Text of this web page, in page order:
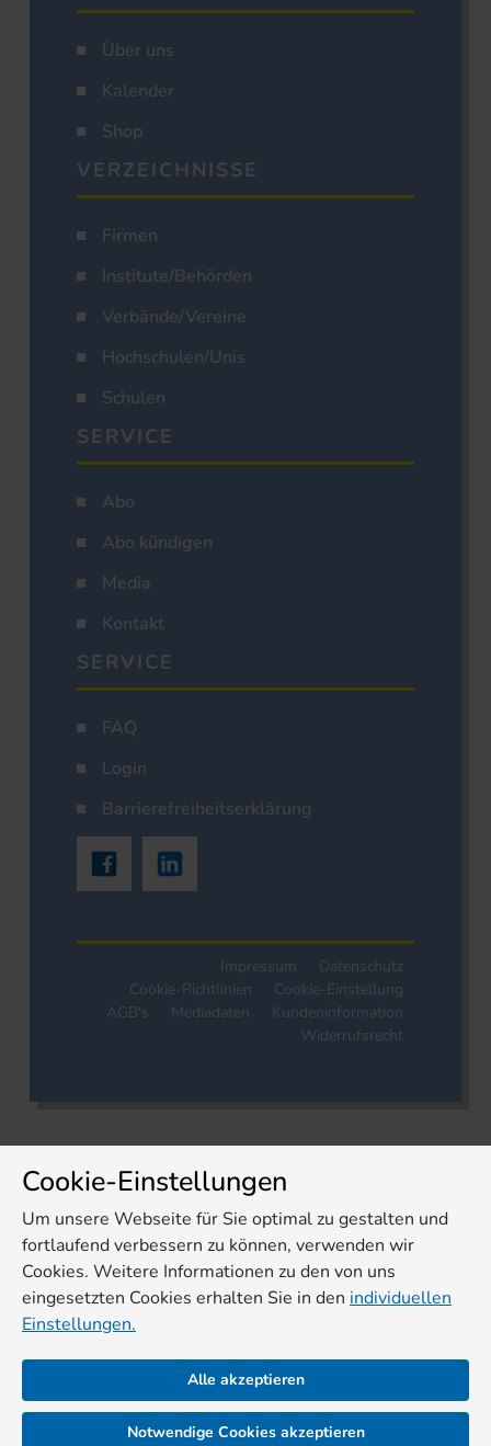
Über uns
Kalender
Shop
VERZEICHNISSE
Firmen
Institute/Behörden
Verbände/Vereine
Hochschulen/Unis
Schulen
SERVICE
Abo
Abo kündigen
Media
Kontakt
SERVICE
FAQ
Login
Barrierefreiheitserklärung
Impressum
Datenschutz
Cookie-Richtlinien
Cookie-Einstellung
AGB's
Mediadaten
Kundeninformation
Widerrufsrecht
Cookie-Einstellungen
Um unsere Webseite für Sie optimal zu gestalten und
fortlaufend verbessern zu können, verwenden wir
Cookies. Weitere Informationen zu den von uns
eingesetzten Cookies erhalten Sie in den individuellen
Einstellungen.
Alle akzeptieren
Notwendige Cookies akzeptieren